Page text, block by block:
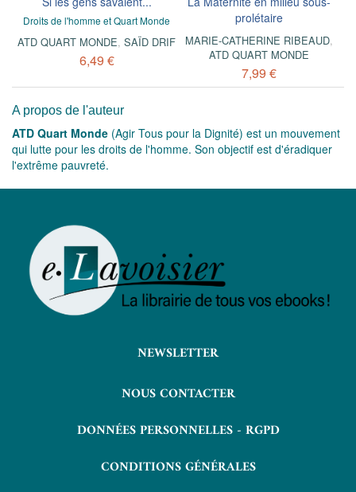
Droits de l'homme et Quart Monde
ATD QUART MONDE,SAÏD DRIF
6,49 €
prolétaire
MARIE-CATHERINE RIBEAUD,
ATD QUART MONDE
7,99 €
A propos de l'auteur
ATD Quart Monde (Agir Tous pour la Dignité) est un mouvement
qui lutte pour les droits de l'homme. Son objectif est d'éradiquer
l'extrême pauvreté.
NEWSLETTER
NOUS CONTACTER
DONNÉES PERSONNELLES - RGPD
CONDITIONS GÉNÉRALES